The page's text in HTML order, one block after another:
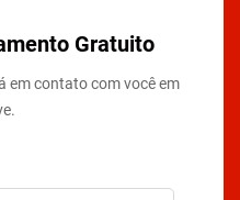
Gratuito
em contato com você em